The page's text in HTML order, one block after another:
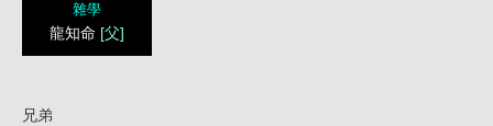
雜學
龍知命 [父]
兄弟